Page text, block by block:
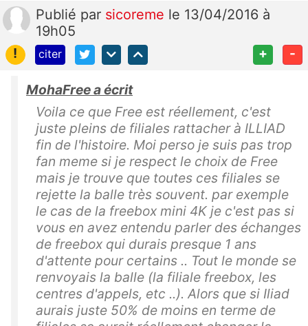
Publié par sicoreme le 13/04/2016 à
19h05
!
citer + -
MohaFree a écrit
Voila ce que Free est réellement, c'est
juste pleins de filiales rattacher à ILLIAD
fin de l'histoire. Moi perso je suis pas trop
fan meme si je respect le choix de Free
mais je trouve que toutes ces filiales se
rejette la balle très souvent. par exemple
le cas de la freebox mini 4K je c'est pas si
vous en avez entendu parler des échanges
de freebox qui durais presque 1 ans
d'attente pour certains .. Tout le monde se
renvoyais la balle (la filiale freebox, les
centres d'appels, etc ..). Alors que si Iliad
aurais juste 50% de moins en terme de